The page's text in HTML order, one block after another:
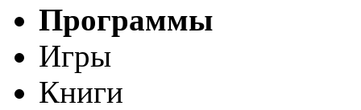
Программы
Игры
Книги